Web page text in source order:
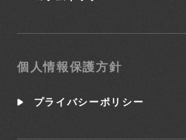
個人情報保護方針
プライバシーポリシー